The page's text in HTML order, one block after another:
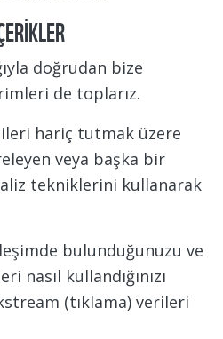
doğrudan bize
de toplarız.
hariç tutmak üzere
veya başka bir
tekniklerini kullanarak
bulunduğunuzu ve
nasıl kullandığınızı
(tıklama) verileri